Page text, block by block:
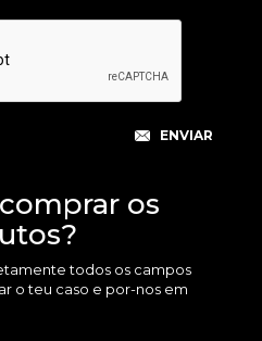
os
todos os campos
o teu caso e por-nos em